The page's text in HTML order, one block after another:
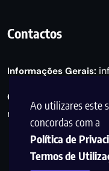
Ao utilizares este
concordas com a
Política de
Termos de
Contactos
Informações Gerais:
Consultas de
marketing@inbrief.pt